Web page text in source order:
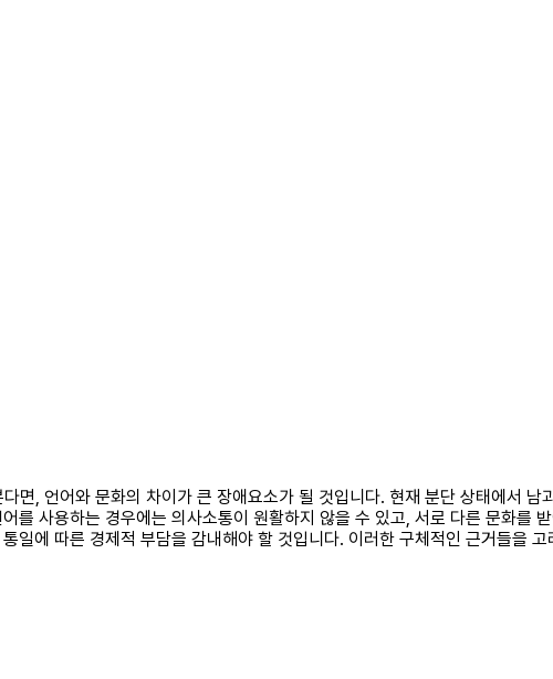
면, 언어와 문화의 차이가 큰 장애요소가 될 것입니다. 현재 분단 상태에서 남
사용하는 경우에는 의사소통이 원활하지 않을 수 있고, 서로 다른 문화를
에 따른 경제적 부담을 감내해야 할 것입니다. 이러한 구체적인 근거들을